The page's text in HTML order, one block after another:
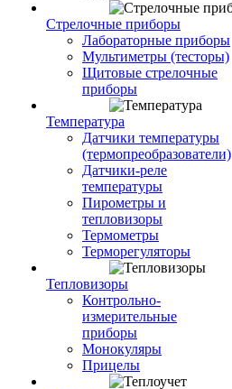
Стрелочные приборы
Лабораторные приборы
Мультиметры (тесторы)
Щитовые стрелочные
приборы
Температура
Датчики температуры
(термопреобразователи)
Датчики-реле
температуры
Пирометры и
тепловизоры
Термометры
Терморегуляторы
Тепловизоры
Контрольно-
измерительные
приборы
Монокуляры
Прицелы